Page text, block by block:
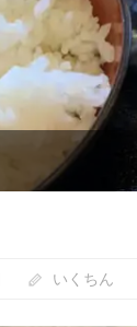
いくちん